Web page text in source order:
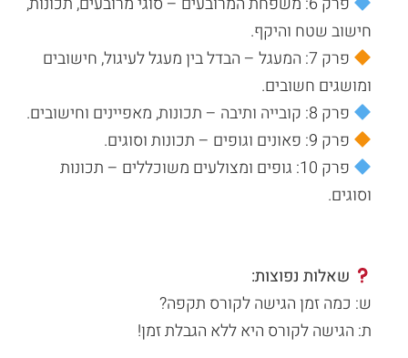
חישוב שטח והיקף.
פרק 7: המעגל – הבדל בין מעגל לעיגול, חישובים
ומושגים חשובים.
פרק 8: קובייה ותיבה – תכונות, מאפיינים וחישובים.
פרק 9: פאונים וגופים – תכונות וסוגים.
פרק 10: גופים ומצולעים משוכללים – תכונות
וסוגים.
שאלות נפוצות:
ש: כמה זמן הגישה לקורס תקפה?
ת: הגישה לקורס היא ללא הגבלת זמן!